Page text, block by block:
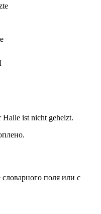
Halle ist nicht geheizt.
поля или с